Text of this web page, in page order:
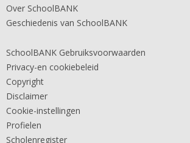
Over SchoolBANK
Geschiedenis van SchoolBANK
SchoolBANK Gebruiksvoorwaarden
Privacy-en cookiebeleid
Copyright
Disclaimer
Cookie-instellingen
Profielen
Scholenregister